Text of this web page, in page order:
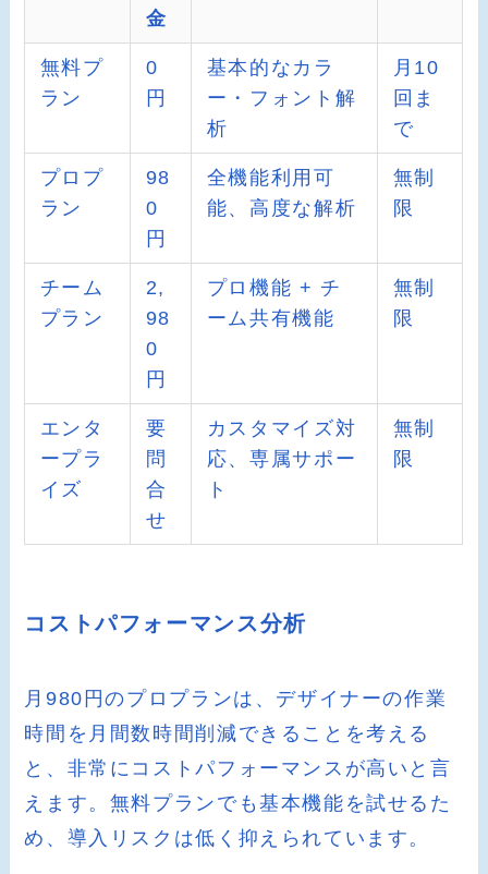
金
無料プ
ラン
0
円
基本的なカラ
ー・フォント解
析
月10
回ま
で
プロプ
ラン
98
0
円
全機能利用可
能、高度な解析
無制
限
チーム
プラン
2,
98
0
円
プロ機能 + チ
ーム共有機能
無制
限
エンタ
ープラ
イズ
要
問
合
せ
カスタマイズ対
応、専属サポー
ト
無制
限
コストパフォーマンス分析
月980円のプロプランは、デザイナーの作業
時間を月間数時間削減できることを考える
と、非常にコストパフォーマンスが高いと言
えます。無料プランでも基本機能を試せるた
め、導入リスクは低く抑えられています。